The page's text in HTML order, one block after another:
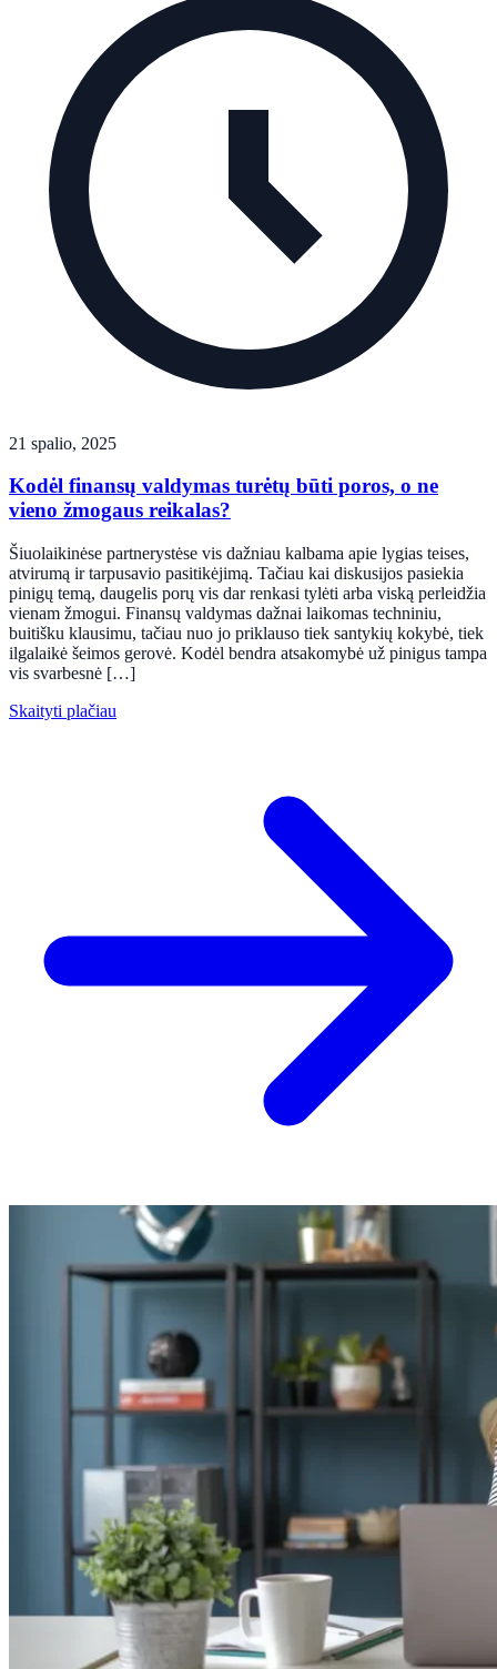
21 spalio, 2025
Kodėl finansų valdymas turėtų būti poros, o ne
vieno žmogaus reikalas?
Šiuolaikinėse partnerystėse vis dažniau kalbama apie lygias teises,
atvirumą ir tarpusavio pasitikėjimą. Tačiau kai diskusijos pasiekia
pinigų temą, daugelis porų vis dar renkasi tylėti arba viską perleidžia
vienam žmogui. Finansų valdymas dažnai laikomas techniniu,
buitišku klausimu, tačiau nuo jo priklauso tiek santykių kokybė, tiek
ilgalaikė šeimos gerovė. Kodėl bendra atsakomybė už pinigus tampa
vis svarbesnė […]
Skaityti plačiau